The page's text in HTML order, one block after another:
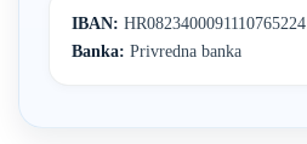
IBAN: HR0823400091110765224
Banka: Privredna banka